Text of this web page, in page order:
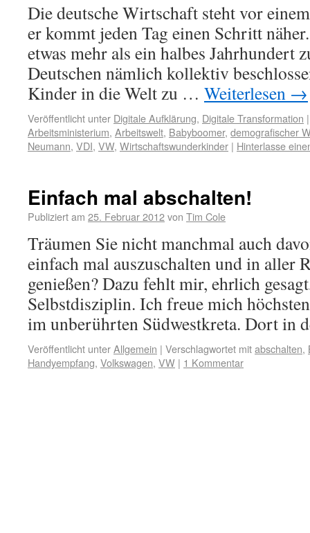
Die deutsche Wirtschaft steht vor
er kommt jeden Tag einen Schritt
etwas mehr als ein halbes Jahrhundert
Deutschen nämlich kollektiv
Kinder in die Welt zu … Weiterlesen →
Veröffentlicht unter Digitale Aufklärung, Digitale Transformation |
Arbeitsministerium, Arbeitswelt, Babyboomer, demografischer
Neumann, VDI, VW, Wirtschaftswunderkinder | Hinterlasse
Einfach mal abschalten!
Publiziert am 25. Februar 2012von Tim Cole
Träumen Sie nicht manchmal auch
einfach mal auszuschalten und in aller
genießen? Dazu fehlt mir, ehrlich
Selbstdisziplin. Ich freue mich
im unberührten Südwestkreta. Dort
Veröffentlicht unterAllgemein | Verschlagwortet mitabschalten,
Handyempfang, Volkswagen, VW | 1 Kommentar